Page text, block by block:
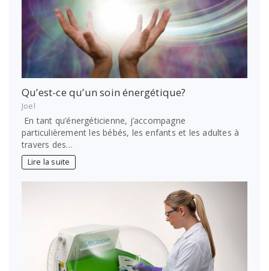
Qu’est-ce qu’un soin énergétique?
Joel
En tant qu’énergéticienne, j’accompagne
particulièrement les bébés, les enfants et les adultes à
travers des…
Lire la suite